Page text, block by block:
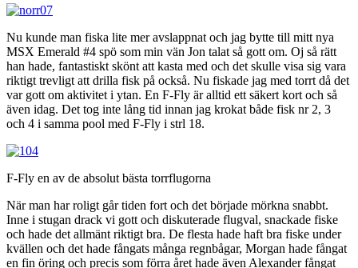
Nu kunde man fiska lite mer avslappnat och jag bytte till mitt nya
MSX Emerald #4 spö som min vän Jon talat så gott om. Oj så rätt
han hade, fantastiskt skönt att kasta med och det skulle visa sig vara
riktigt trevligt att drilla fisk på också. Nu fiskade jag med torrt då det
var gott om aktivitet i ytan. En F-Fly är alltid ett säkert kort och så
även idag. Det tog inte lång tid innan jag krokat både fisk nr 2, 3
och 4 i samma pool med F-Fly i strl 18.
F-Fly en av de absolut bästa torrflugorna
När man har roligt går tiden fort och det började mörkna snabbt.
Inne i stugan drack vi gott och diskuterade flugval, snackade fiske
och hade det allmänt riktigt bra. De flesta hade haft bra fiske under
kvällen och det hade fångats många regnbågar, Morgan hade fångat
en fin öring och precis som förra året hade även Alexander fångat